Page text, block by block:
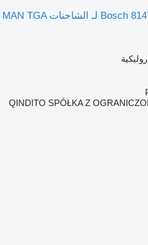
مضخة هيدروليكية Bosch 81471016230 لـ الشاحنات MAN TGA
QINDITO SPÓŁKA Z